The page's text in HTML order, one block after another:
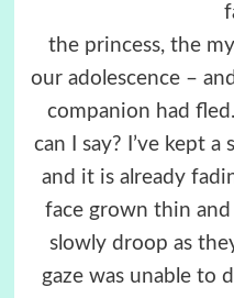
the princess, the
our adolescence –
companion had
can I say? I’ve kept
and it is already
face grown thin
slowly droop as
gaze was unable to